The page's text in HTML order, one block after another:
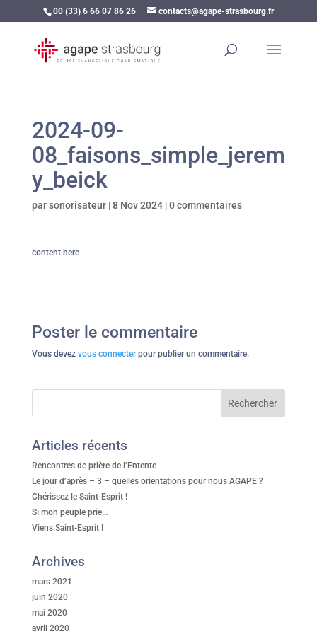
00 (33) 6 66 07 86 26 contacts@agape-strasbourg.fr
2024-09-
08_faisons_simple_jerem
y_beick
parsonorisateur|8 Nov 2024|0 commentaires
content here
Poster le commentaire
Vous devez vous connecterpour publier un commentaire.
Articles récents
Rencontres de prière de l’Entente
Le jour d’après – 3 – quelles orientations pour nous AGAPE ?
Chérissez le Saint-Esprit !
Si mon peuple prie…
Viens Saint-Esprit !
Archives
mars 2021
juin 2020
mai 2020
avril 2020